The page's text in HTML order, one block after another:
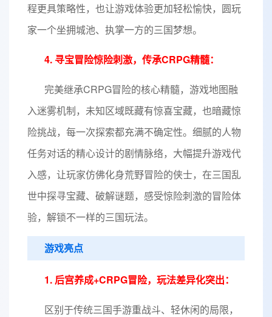
程更具策略性，也让游戏体验更加轻松愉快，圆玩
家一个坐拥城池、执掌一方的三国梦想。
4. 寻宝冒险惊险刺激，传承CRPG精髓：
完美继承CRPG冒险的核心精髓，游戏地图融
入迷雾机制，未知区域既藏有惊喜宝藏，也暗藏惊
险挑战，每一次探索都充满不确定性。细腻的人物
任务对话的精心设计的剧情脉络，大幅提升游戏代
入感，让玩家仿佛化身荒野冒险的侠士，在三国乱
世中探寻宝藏、破解谜题，感受惊险刺激的冒险体
验，解锁不一样的三国玩法。
游戏亮点
1. 后宫养成+CRPG冒险，玩法差异化突出：
区别于传统三国手游重战斗、轻休闲的局限，